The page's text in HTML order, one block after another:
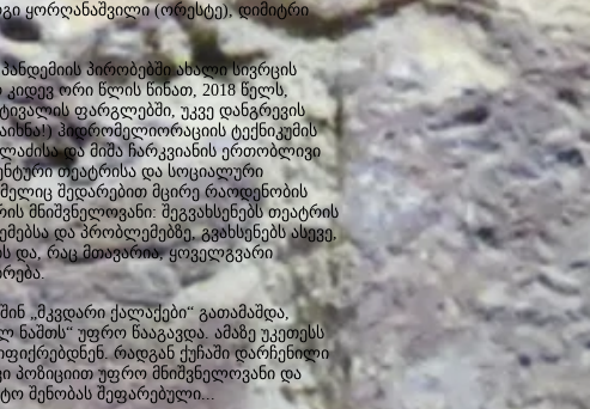
ყორღანაშვილი (ორესტე), დიმიტრი
პირობებში ახალი სივრცის
ორი წლის წინათ, 2018 წელს,
ფარგლებში, უკვე დანგრევის
ჰიდრომელიორაციის ტექნიკუმის
და მიშა ჩარკვიანის ერთობლივი
თეატრისა და სოციალური
შედარებით მცირე რაოდენობის
მნიშვნელოვანი: შეგვახსენებს თეატრის
და პრობლემებზე, გვახსენებს ასევე,
და, რაც მთავარია, ყოველგვარი
„მკვდარი ქალაქები“ გათამაშდა,
უფრო წააგავდა. ამაზე უკეთესს
რადგან ქუჩაში დარჩენილი
პოზიციით უფრო მნიშვნელოვანი და
შენობას შეფარებული...